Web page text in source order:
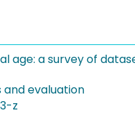
age: a survey of
and evaluation
​z